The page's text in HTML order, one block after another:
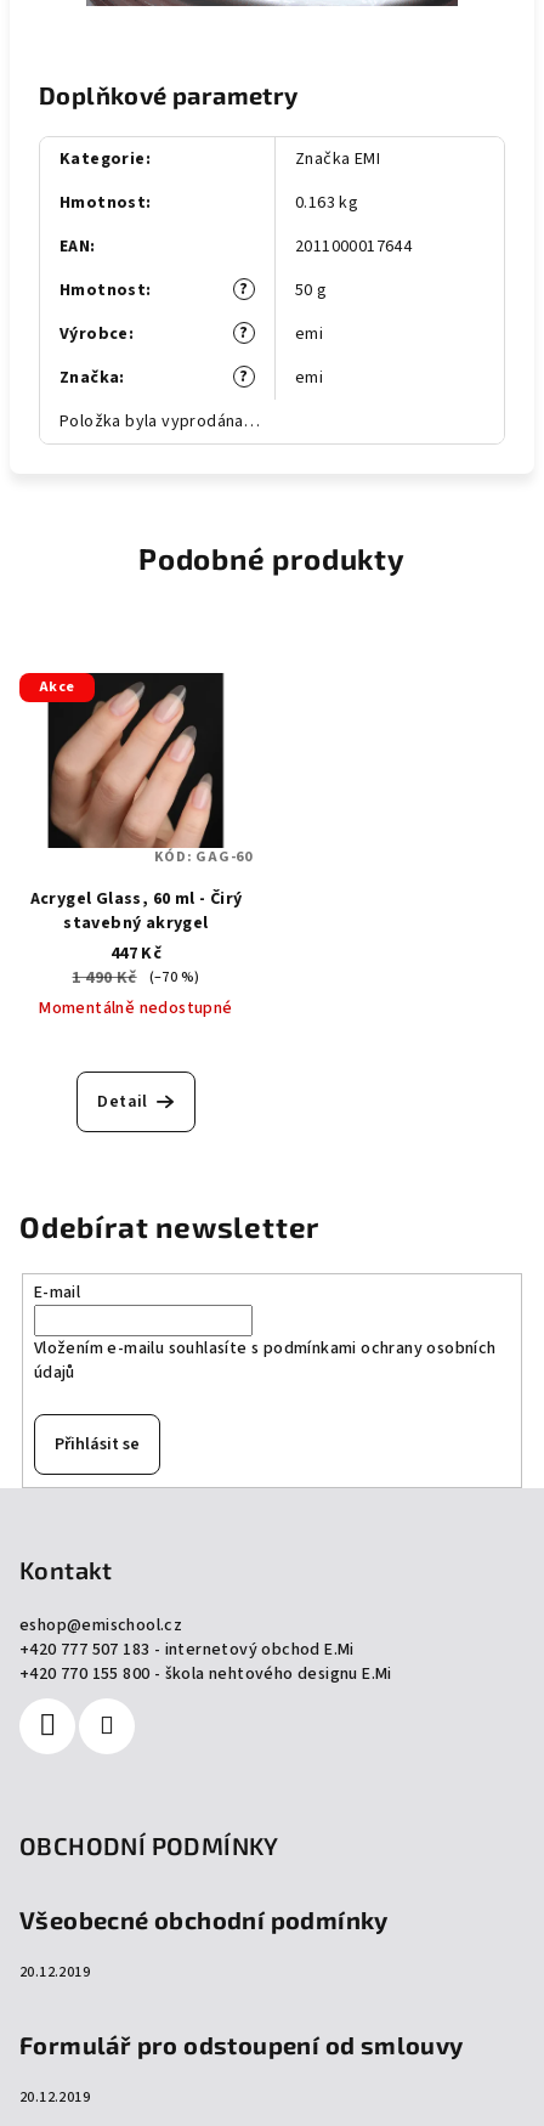
Doplňkové parametry
Kategorie:
Značka EMI
Hmotnost:
0.163 kg
EAN:
2011000017644
?
Hmotnost:
50 g
?
Výrobce:
emi
?
Značka:
emi
Položka byla vyprodána…
Podobné produkty
Akce
Acrygel Glass, 60 ml - Čirý
stavebný akrygel
447 Kč
1 490 Kč
(–70 %)
Momentálně nedostupné
Detail
KÓD: GAG-60
Odebírat newsletter
E-mail
Vložením e-mailu souhlasíte s podmínkami ochrany osobních
údajů
Přihlásit se
Kontakt
eshop@emischool.cz
+420 777 507 183 - internetový obchod E.Mi
+420 770 155 800 - škola nehtového designu E.Mi
OBCHODNÍ PODMÍNKY
Všeobecné obchodní podmínky
20.12.2019
Formulář pro odstoupení od smlouvy
20.12.2019